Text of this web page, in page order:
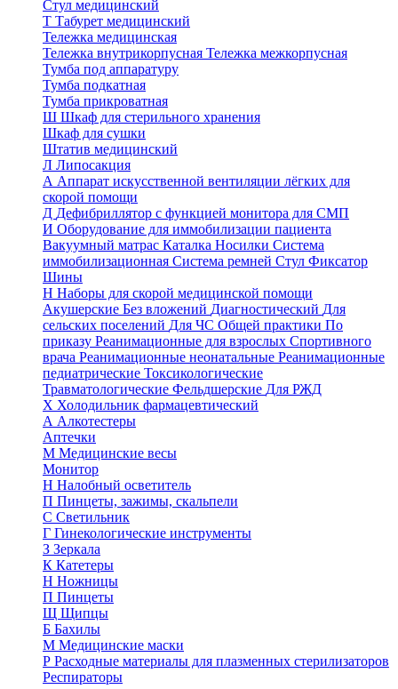
Стул медицинский
Т Табурет медицинский
Тележка медицинская
Тележка внутрикорпусная Тележка межкорпусная
Тумба под аппаратуру
Тумба подкатная
Тумба прикроватная
Ш Шкаф для стерильного хранения
Шкаф для сушки
Штатив медицинский
Л Липосакция
А Аппарат искусственной вентиляции лёгких для
скорой помощи
Д Дефибриллятор с функцией монитора для СМП
И Оборудование для иммобилизации пациента
Вакуумный матрас Каталка Носилки Система
иммобилизационная Система ремней Стул Фиксатор
Шины
Н Наборы для скорой медицинской помощи
Акушерские Без вложений Диагностический Для
сельских поселений Для ЧС Общей практики По
приказу Реанимационные для взрослых Спортивного
врача Реанимационные неонатальные Реанимационные
педиатрические Токсикологические
Травматологические Фельдшерские Для РЖД
Х Холодильник фармацевтический
А Алкотестеры
Аптечки
М Медицинские весы
Монитор
Н Налобный осветитель
П Пинцеты, зажимы, скальпели
С Светильник
Г Гинекологические инструменты
З Зеркала
К Катетеры
Н Ножницы
П Пинцеты
Щ Щипцы
Б Бахилы
М Медицинские маски
Р Расходные материалы для плазменных стерилизаторов
Респираторы